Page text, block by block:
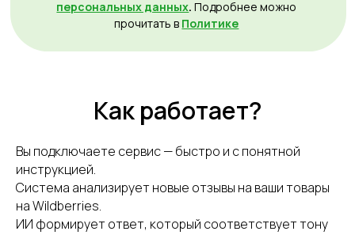
Как работает?
Вы подключаете сервис — быстро и с понятной
инструкцией.
Система анализирует новые отзывы на ваши товары
на Wildberries.
ИИ формирует ответ, который соответствует тону